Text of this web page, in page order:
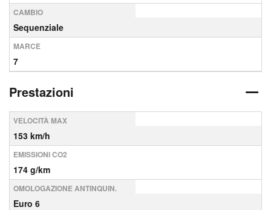
CAMBIO
Sequenziale
MARCE
7
Prestazioni
VELOCITÀ MAX
153 km/h
EMISSIONI CO2
174 g/km
OMOLOGAZIONE ANTINQUIN.
Euro 6